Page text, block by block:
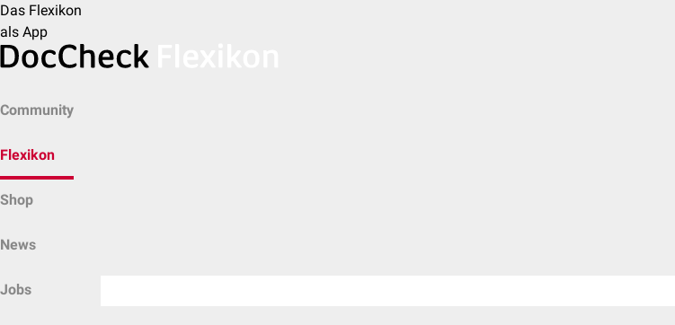
Das Flexikon
als App
Community
Flexikon
Shop
News
Jobs